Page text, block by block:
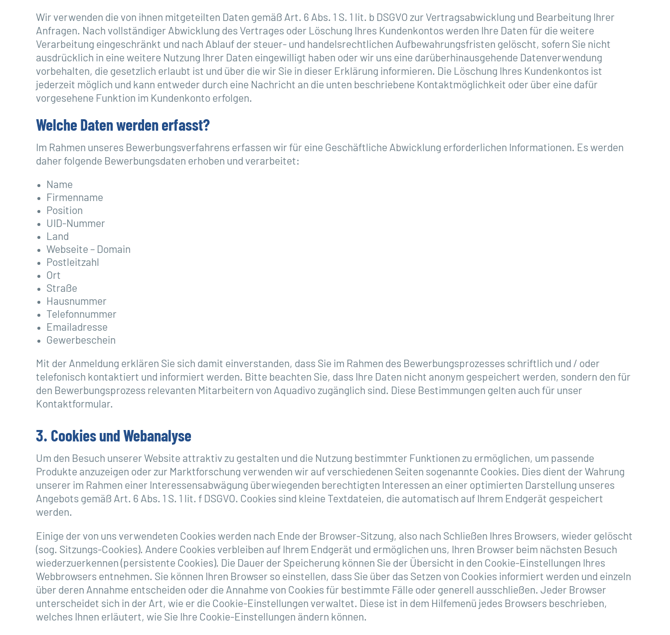
Wir verwenden die von ihnen mitgeteilten Daten gemäß Art. 6 Abs. 1 S. 1 lit. b DSGVO zur Vertragsabwicklung und Bearbeitung Ihrer
Anfragen. Nach vollständiger Abwicklung des Vertrages oder Löschung Ihres Kundenkontos werden Ihre Daten für die weitere
Verarbeitung eingeschränkt und nach Ablauf der steuer- und handelsrechtlichen Aufbewahrungsfristen gelöscht, sofern Sie nicht
ausdrücklich in eine weitere Nutzung Ihrer Daten eingewilligt haben oder wir uns eine darüberhinausgehende Datenverwendung
vorbehalten, die gesetzlich erlaubt ist und über die wir Sie in dieser Erklärung informieren. Die Löschung Ihres Kundenkontos ist
jederzeit möglich und kann entweder durch eine Nachricht an die unten beschriebene Kontaktmöglichkeit oder über eine dafür
vorgesehene Funktion im Kundenkonto erfolgen.
Welche Datenwerden erfasst?
Im Rahmen unseres Bewerbungsverfahrens erfassen wir für eine Geschäftliche Abwicklung erforderlichen Informationen. Es werden
daher folgende Bewerbungsdaten erhoben und verarbeitet:
Name
Firmenname
Position
UID-Nummer
Land
Webseite – Domain
Postleitzahl
Ort
Straße
Hausnummer
Telefonnummer
Emailadresse
Gewerbeschein
Mit der Anmeldung erklären Sie sich damit einverstanden, dass Sie im Rahmen des Bewerbungsprozesses schriftlich und / oder
telefonisch kontaktiert und informiert werden. Bitte beachten Sie, dass Ihre Daten nicht anonym gespeichert werden, sondern den für
den Bewerbungsprozess relevanten Mitarbeitern von Aquadivo zugänglich sind. Diese Bestimmungen gelten auch für unser
Kontaktformular.
3. Cookies und Webanalyse
Um den Besuch unserer Website attraktiv zu gestalten und die Nutzung bestimmter Funktionen zu ermöglichen, um passende
Produkte anzuzeigen oder zur Marktforschung verwenden wir auf verschiedenen Seiten sogenannte Cookies. Dies dient der Wahrung
unserer im Rahmen einer Interessensabwägung überwiegenden berechtigten Interessen an einer optimierten Darstellung unseres
Angebots gemäß Art. 6 Abs. 1 S. 1 lit. f DSGVO. Cookies sind kleine Textdateien, die automatisch auf Ihrem Endgerät gespeichert
werden.
Einige der von uns verwendeten Cookies werden nach Ende der Browser-Sitzung, also nach Schließen Ihres Browsers, wieder gelöscht
(sog. Sitzungs-Cookies). Andere Cookies verbleiben auf Ihrem Endgerät und ermöglichen uns, Ihren Browser beim nächsten Besuch
wiederzuerkennen (persistente Cookies). Die Dauer der Speicherung können Sie der Übersicht in den Cookie-Einstellungen Ihres
Webbrowsers entnehmen. Sie können Ihren Browser so einstellen, dass Sie über das Setzen von Cookies informiert werden und einzeln
über deren Annahme entscheiden oder die Annahme von Cookies für bestimmte Fälle oder generell ausschließen. Jeder Browser
unterscheidet sich in der Art, wie er die Cookie-Einstellungen verwaltet. Diese ist in dem Hilfemenü jedes Browsers beschrieben,
welches Ihnen erläutert, wie Sie Ihre Cookie-Einstellungen ändern können.